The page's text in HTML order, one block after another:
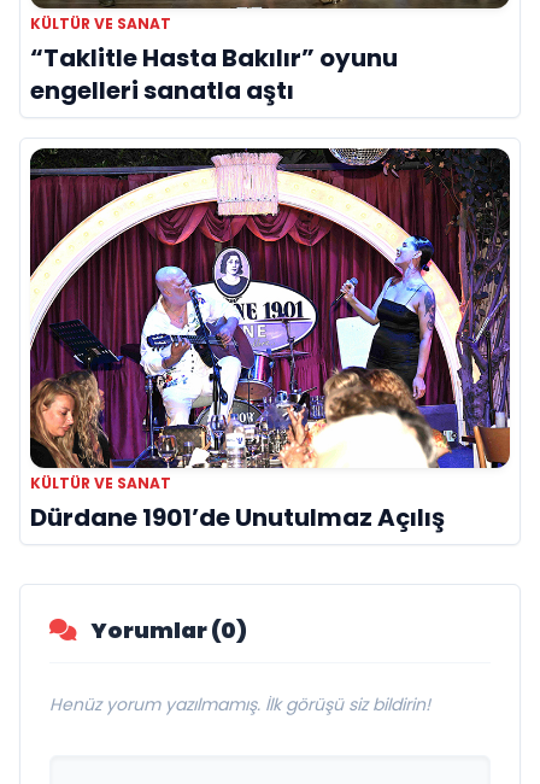
KÜLTÜR VE SANAT
“Taklitle Hasta Bakılır” oyunu
engelleri sanatla aştı
KÜLTÜR VE SANAT
Dürdane 1901’de Unutulmaz Açılış
Yorumlar (0)
Henüz yorum yazılmamış. İlk görüşü siz bildirin!